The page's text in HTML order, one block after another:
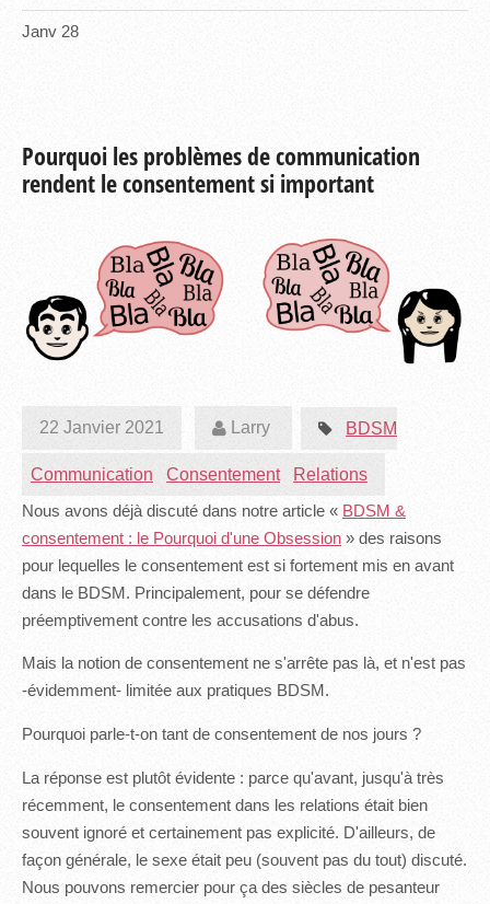
Janv 28
Pourquoi les problèmes de communication
rendent le consentement si important
22 Janvier 2021 Larry BDSM
Communication Consentement Relations
Nous avons déjà discuté dans notre article « BDSM &
consentement : le Pourquoi d'une Obsession » des raisons
pour lequelles le consentement est si fortement mis en avant
dans le BDSM. Principalement, pour se défendre
préemptivement contre les accusations d'abus.
Mais la notion de consentement ne s'arrête pas là, et n'est pas
-évidemment- limitée aux pratiques BDSM.
Pourquoi parle-t-on tant de consentement de nos jours ?
La réponse est plutôt évidente : parce qu'avant, jusqu'à très
récemment, le consentement dans les relations était bien
souvent ignoré et certainement pas explicité. D'ailleurs, de
façon générale, le sexe était peu (souvent pas du tout) discuté.
Nous pouvons remercier pour ça des siècles de pesanteur